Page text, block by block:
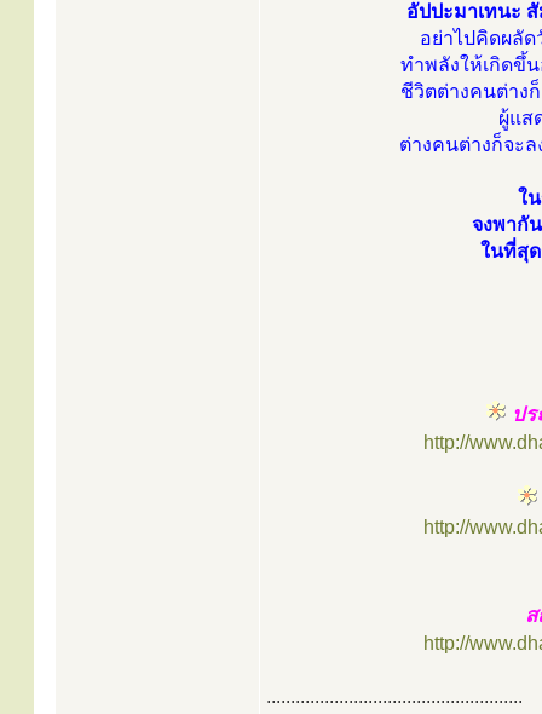
อัปปะมาเทนะ
อย่าไปคิดผลัด
ทำพลังให้เกิดขึ้
ชีวิตต่างคนต่าง
ผู้แส
ต่างคนต่างก็จะล
ใ
จงพากั
ในที่สุ
ปร
http://
http://
http://
.....................................................